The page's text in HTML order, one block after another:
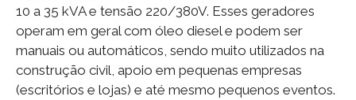
10 a 35 kVA e tensão 220/380V. Esses geradores
operam em geral com óleo diesel e podem ser
manuais ou automáticos, sendo muito utilizados na
construção civil, apoio em pequenas empresas
(escritórios e lojas) e até mesmo pequenos eventos.